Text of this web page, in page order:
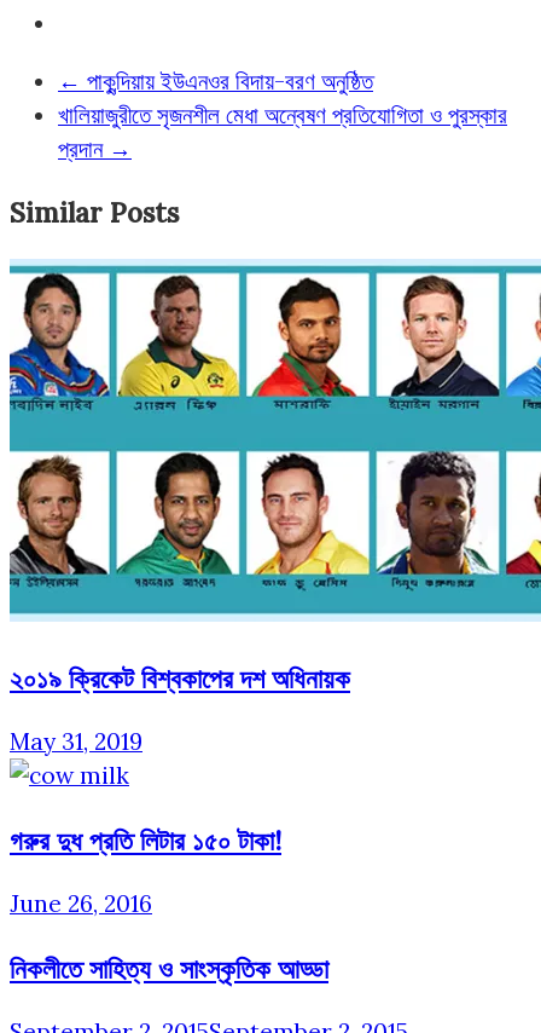
← পাকুন্দিয়ায় ইউএনওর বিদায়-বরণ অনুষ্ঠিত
খালিয়াজুরীতে সৃজনশীল মেধা অন্বেষণ প্রতিযোগিতা ও পুরস্কার
প্রদান →
Similar Posts
২০১৯ ক্রিকেট বিশ্বকাপের দশ অধিনায়ক
May 31, 2019
গরুর দুধ প্রতি লিটার ১৫০ টাকা!
June 26, 2016
নিকলীতে সাহিত্য ও সাংস্কৃতিক আড্ডা